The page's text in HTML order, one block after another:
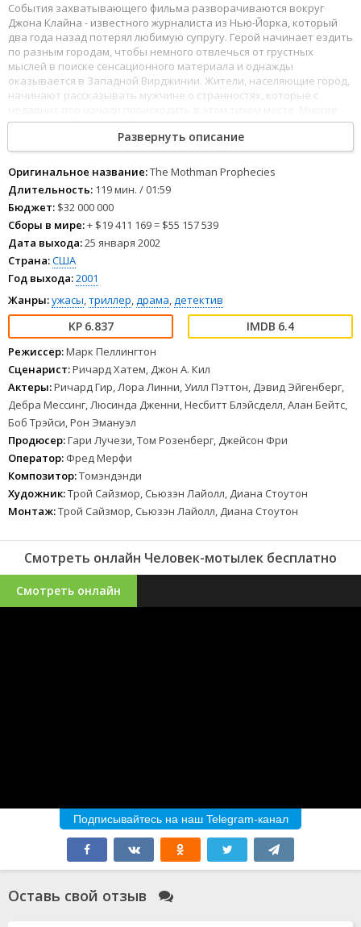
События захватывающего фильма разворачиваются вокруг
Джона Клайна - известного журналиста из Нью-Йорка, который
два года назад потерял любимую супругу. Герой начинает ездить
по разным городам, чтобы немного отвлечься от грустных
мыслей в поиске сенсационного материала и однажды
оказывается в Западной Вирджинии. Жители, населяющие город,
начинают рассказывать мужчине о странностях, которые с
утверждают, что когда наступает ночь, то на улицы города
выходит странное существо, которое похоже на огромного
мотылька. Мало того, с его приходом в провинции начинают
твориться страшные вещи. Конечно, это дело заинтересовало
героя, поэтому он начинает вести собственное расследование...
Развернуть описание
Оригинальное название:The Mothman Prophecies
Длительность: 119 мин. / 01:59
Бюджет: $32 000 000
Сборы в мире:+ $19 411 169 = $55 157 539
Дата выхода:25 января 2002
Страна:США
Год выхода:2001
Жанры:ужасы,триллер,драма,детектив
6.837 6.4
Режиссер:Марк Пеллингтон
Сценарист:Ричард Хатем, Джон А. Кил
Актеры:Ричард Гир, Лора Линни, Уилл Пэттон, Дэвид Эйгенберг,
Дебра Мессинг, Люсинда Дженни, Несбитт Блэйсделл, Алан Бейтс,
Боб Трэйси, Рон Эмануэл
Продюсер:Гари Лучези, Том Розенберг, Джейсон Фри
Оператор: Фред Мерфи
Композитор:Томэндэнди
Художник:Трой Сайзмор, Сьюзэн Лайолл, Диана Стоутон
Монтаж:Трой Сайзмор, Сьюзэн Лайолл, Диана Стоутон
Смотреть онлайн Человек-мотылек бесплатно
Смотреть онлайн
Подписывайтесь на наш Telegram-канал
Оставь свой отзыв